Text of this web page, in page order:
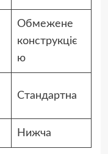
Обмежене
конструкціє
ю
Стандартна
Нижча